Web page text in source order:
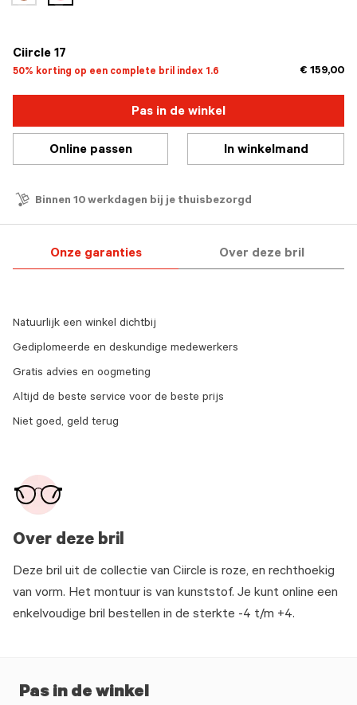
Ciircle 17
50% korting op een complete bril index 1.6 € 159,00
geselecteerd
Pas in de winkel
Online passen In winkelmand
Binnen 10 werkdagen bij je thuisbezorgd
Onze garanties Over deze bril
Over deze bril
Deze bril uit de collectie van Ciircle is roze, en rechthoekig
van vorm. Het montuur is van kunststof. Je kunt online een
enkelvoudige bril bestellen in de sterkte -4 t/m +4.
Natuurlijk een winkel dichtbij
Gediplomeerde en deskundige medewerkers
Gratis advies en oogmeting
Altijd de beste service voor de beste prijs
Niet goed, geld terug
Pas in de winkel